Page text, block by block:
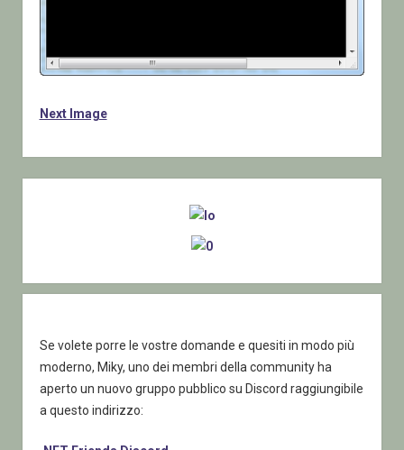
Next Image
Se volete porre le vostre domande e quesiti in modo più
moderno, Miky, uno dei membri della community ha
aperto un nuovo gruppo pubblico su Discord raggiungibile
a questo indirizzo: